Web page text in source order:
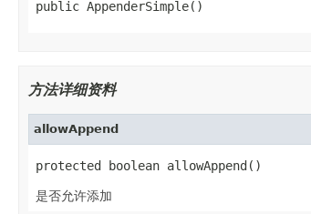
public AppenderSimple()
方法详细资料
allowAppend
protected boolean allowAppend()
是否允许添加